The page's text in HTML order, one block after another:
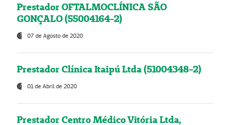
Prestador OFTALMOCLÍNICA SÃO
GONÇALO (55004164-2)
07 de Agosto de 2020
Prestador Clínica Itaipú Ltda (51004348-2)
01 de Abril de 2020
Prestador Centro Médico Vitória Ltda,